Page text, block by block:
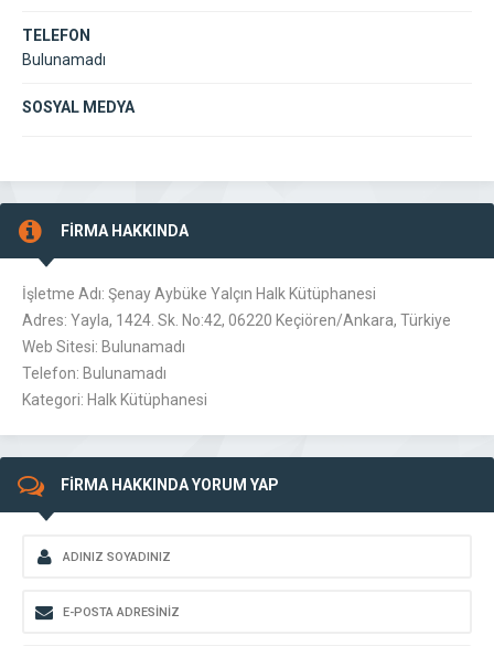
TELEFON
Bulunamadı
SOSYAL MEDYA
FİRMA HAKKINDA
İşletme Adı: Şenay Aybüke Yalçın Halk Kütüphanesi
Adres: Yayla, 1424. Sk. No:42, 06220 Keçiören/Ankara, Türkiye
Web Sitesi: Bulunamadı
Telefon: Bulunamadı
Kategori: Halk Kütüphanesi
FİRMA HAKKINDA YORUM YAP